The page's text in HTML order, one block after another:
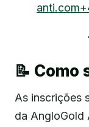
📝 Como
As inscrições
da AngloGold